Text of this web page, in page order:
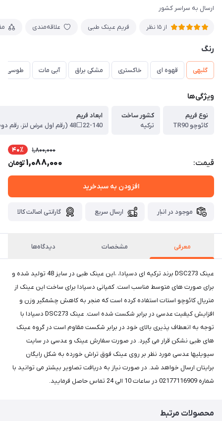
ارسال به سراسر کشور
از 15 نظر فریم عینک طبی علاقه‌مندی
رنگ
گلبهی قهوه ای خاکستری مشکی براق آبی مات طوسی
ویژگی‌ها
نوع فریم
کائوچو TR90
کشور ساخت
ترکیه
ابعاد فریم
قیمت:
1,800,000 40٪
1,088,000تومان
افزودن به سبدخرید
موجود در انبار ارسال سریع گارانتی اصالت کالا
معرفی مشخصات دیدگاه‌ها
عینک DSC273 برند ترکیه ای دسپادا، ،این عینک طبی در سایز 48 تولید شده و
برای صورت های متوسط مناسب است. کمپانی دسپادا برای ساخت این عینک از
متریال کائوچو استات استفاده کرده است که منجر به کاهش چشمگیر وزن و
افزایش کیفیت عدسی در برابر شکست شده است. عینک DSC273 دسپادا با
توجه به انعطاف پذیری بالای خود در برابر شکست مقاوم است در گروه عینک
های طبی نشکن قرار می گیرد. در صورت سفارش عینک و عدسی در سایت
سیویلیها عدسی مورد نظر بر روی عینک فوق تراش خورده به شکل رایگان
برایتان ارسال خواهد شد. در صورت نیاز به دریافت تصاویر بیشتر می توانید با
شماره 02177116909 در ساعات 10 الی 24 تماس حاصل فرمایید.
محصولات مرتبط